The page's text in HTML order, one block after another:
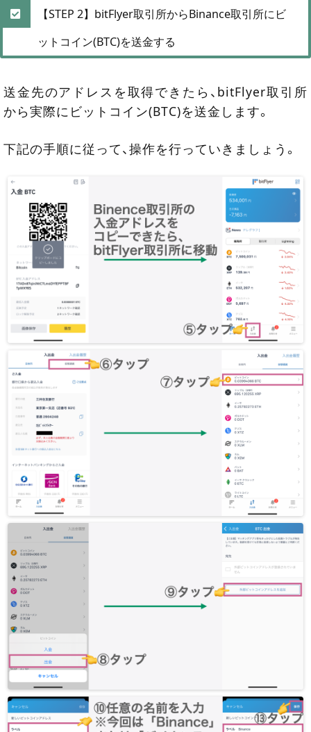
【STEP 2】bitFlyer取引所からBinance取引所にビ
ットコイン(BTC)を送金する
送金先のアドレスを取得できたら、bitFlyer取引所
から実際にビットコイン(BTC)を送金します。
下記の手順に従って、操作を行っていきましょう。